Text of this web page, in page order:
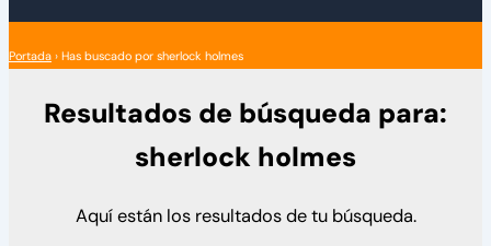
Portada › Has buscado por sherlock holmes
Resultados de búsqueda para:
sherlock holmes
Aquí están los resultados de tu búsqueda.